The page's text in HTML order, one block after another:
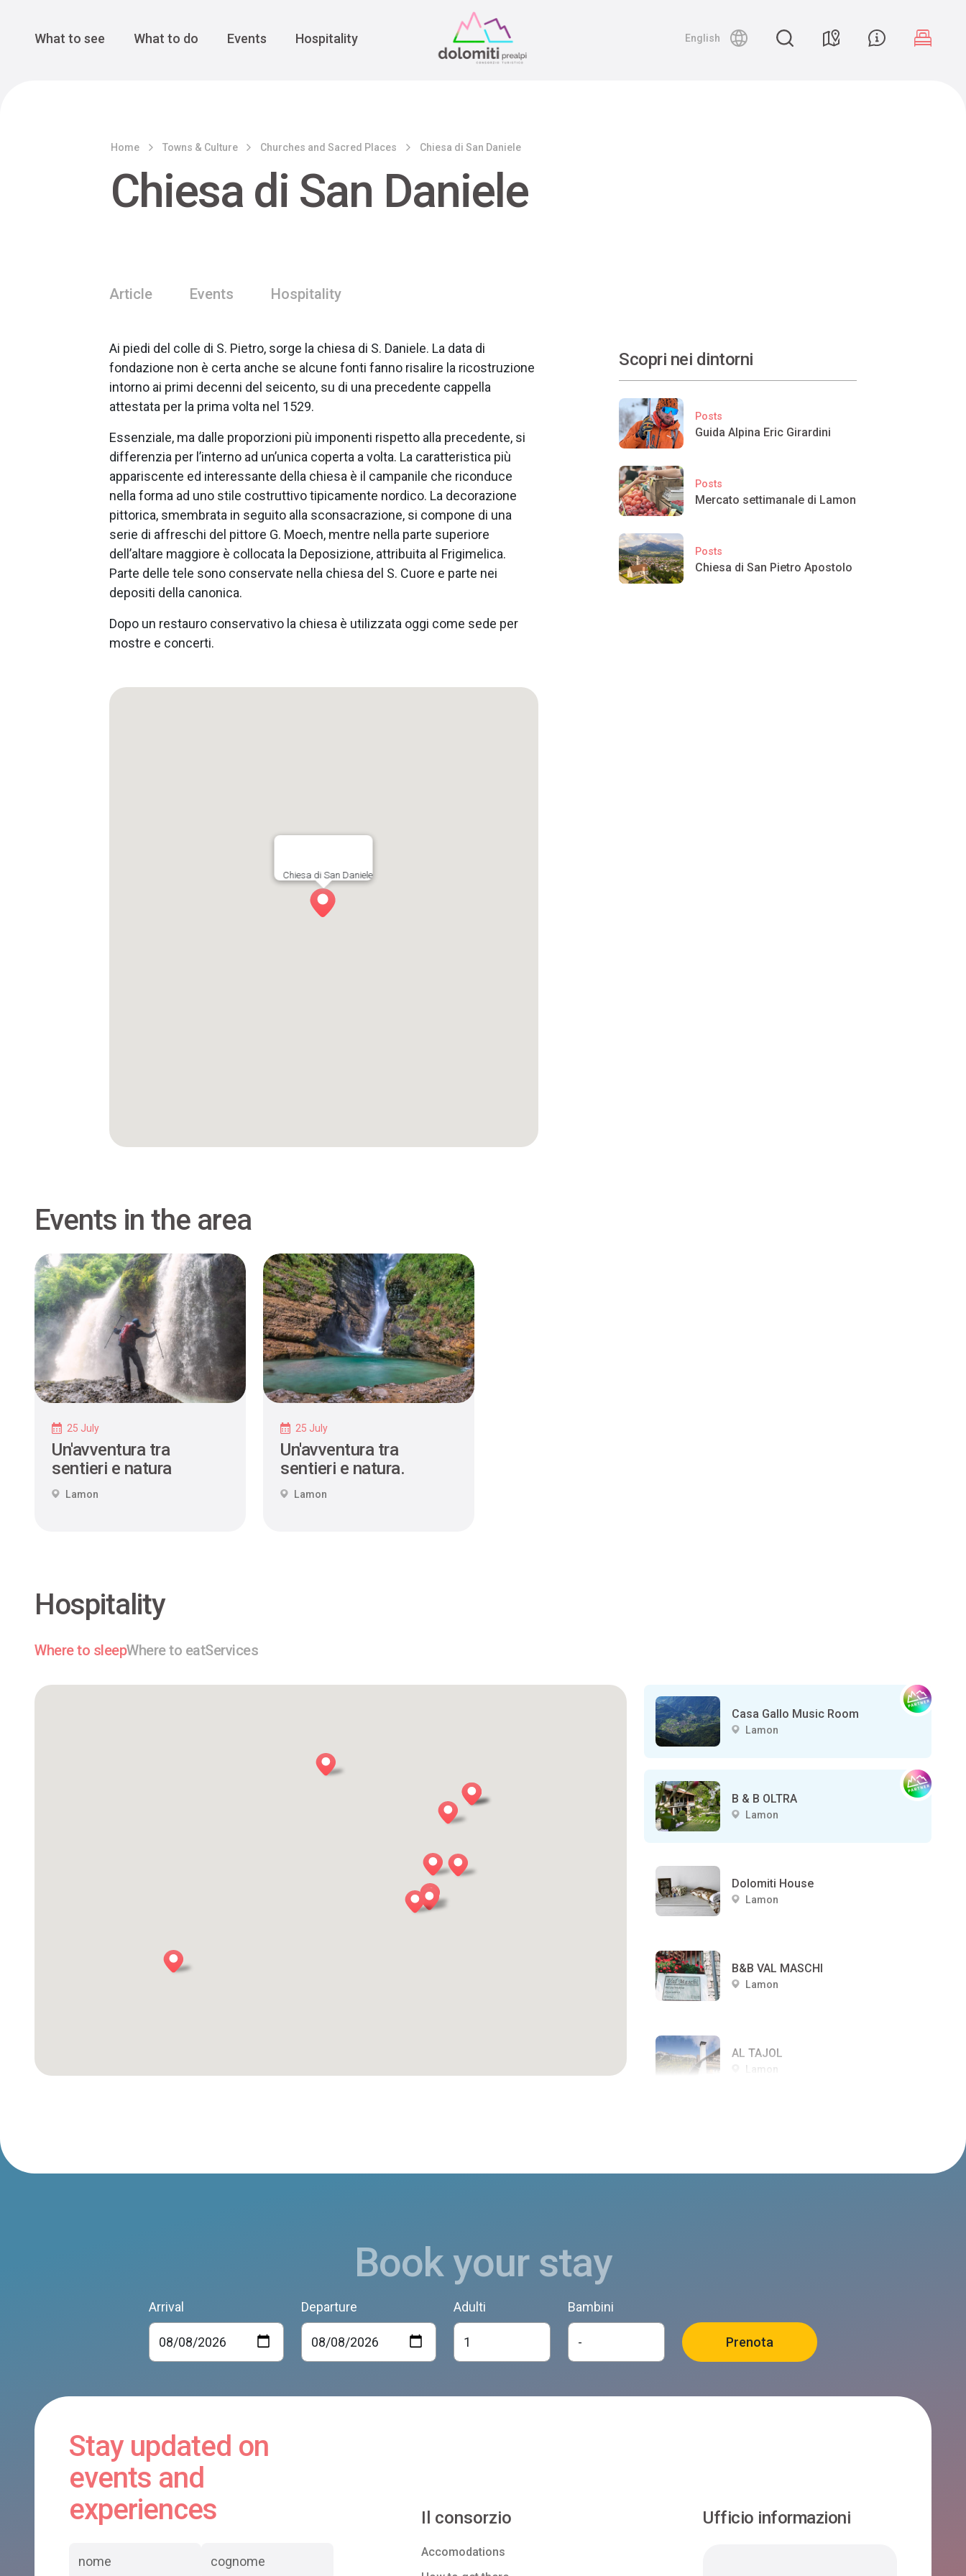
Main Navigation
What to see What to do Events Hospitality English
Home Towns & Culture Churches and Sacred Places Chiesa di San Daniele
Chiesa di San Daniele
Article Events Hospitality
Ai piedi del colle di S. Pietro, sorge la chiesa di S. Daniele. La data di
fondazione non è certa anche se alcune fonti fanno risalire la ricostruzione
intorno ai primi decenni del seicento, su di una precedente cappella
attestata per la prima volta nel 1529.
Essenziale, ma dalle proporzioni più imponenti rispetto alla precedente, si
differenzia per l’interno ad un’unica coperta a volta. La caratteristica più
appariscente ed interessante della chiesa è il campanile che riconduce
nella forma ad uno stile costruttivo tipicamente nordico. La decorazione
pittorica, smembrata in seguito alla sconsacrazione, si compone di una
serie di affreschi del pittore G. Moech, mentre nella parte superiore
dell’altare maggiore è collocata la Deposizione, attribuita al Frigimelica.
Parte delle tele sono conservate nella chiesa del S. Cuore e parte nei
depositi della canonica.
Dopo un restauro conservativo la chiesa è utilizzata oggi come sede per
mostre e concerti.
Chiesa di San Daniele
Scopri nei dintorni
Posts
Guida Alpina Eric Girardini
Posts
Mercato settimanale di Lamon
Posts
Chiesa di San Pietro Apostolo
Events in the area
25 July
Un'avventura tra
sentieri e natura
Lamon
25 July
Un'avventura tra
sentieri e natura.
Lamon
Hospitality
Where to sleepWhere to eatServices
Casa Gallo Music Room
Lamon
B & B OLTRA
Lamon
Dolomiti House
Lamon
B&B VAL MASCHI
Lamon
AL TAJOL
Lamon
AL SALVANEL
Book your stay
Arrival Departure Adulti Bambini
Stay updated on
events and
experiences
Il consorzio
Accomodations
Ufficio informazioni